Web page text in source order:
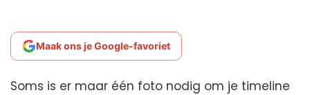
Maak ons je Google-favoriet
Soms is er maar één foto nodig om je timeline